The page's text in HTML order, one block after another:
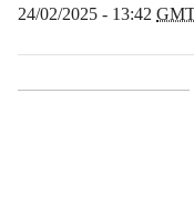
24/02/2025 - 13:42